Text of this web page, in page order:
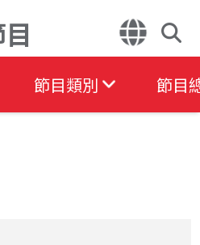
節目類別 節目